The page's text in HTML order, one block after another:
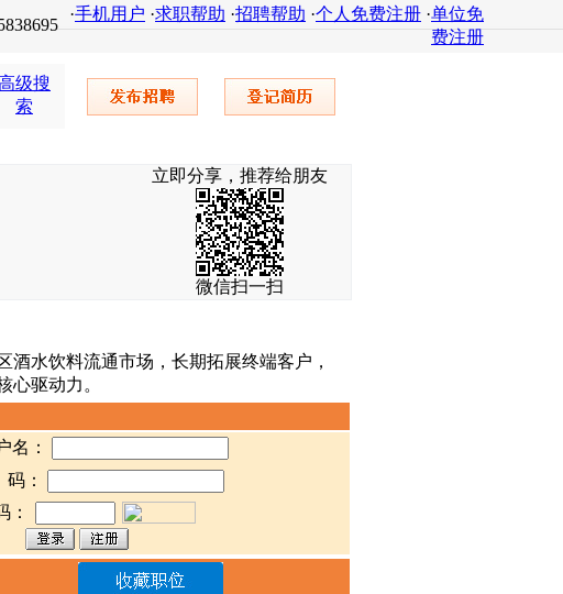
·手机用户 ·求职帮助 ·招聘帮助 ·个人免费注册 ·单位免
费注册
级搜
索
立即分享，推荐给朋友
微信扫一扫
水饮料流通市场，长期拓展终端客户，
心驱动力。
名：
：
：